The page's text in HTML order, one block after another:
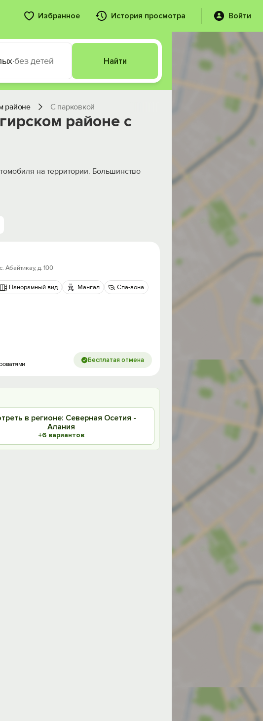
Избранное История просмотра Войти
·без детей Найти
районе С парковкой
районе с
на территории. Большинство
Абайтикау, д. 100
Панорамный вид Мангал
Спа-зона
Бесплатая отмена
в регионе: Северная Осетия -
Алания
+6 вариантов